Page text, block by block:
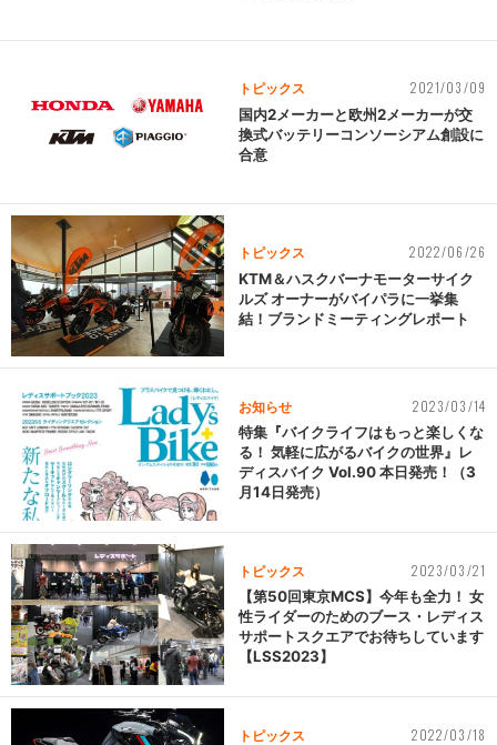
トピックス 2021/03/09
国内2メーカーと欧州2メーカーが交
換式バッテリーコンソーシアム創設に
合意
トピックス 2022/06/26
KTM＆ハスクバーナモーターサイク
ルズ オーナーがバイパラに一挙集
結！ブランドミーティングレポート
お知らせ 2023/03/14
特集『バイクライフはもっと楽しくな
る！ 気軽に広がるバイクの世界』レ
ディスバイク Vol.90 本日発売！（3
月14日発売）
トピックス 2023/03/21
【第50回東京MCS】今年も全力！ 女
性ライダーのためのブース・レディス
サポートスクエアでお待ちしています
【LSS2023】
トピックス 2022/03/18